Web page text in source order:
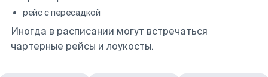
рейс с пересадкой
Иногда в расписании могут встречаться
чартерные рейсы и лоукосты.